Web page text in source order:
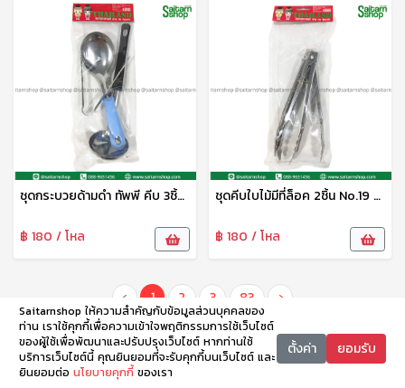
ชุดกระบวยด้ามดำ ทัพพี คีบ 3ชิ้น No.28 p&d
฿ 180 / โหล
ชุดคีบใบไม้มีที่ล็อค 2ชิ้น No.19 p&d
฿ 180 / โหล
‹ 1 2 3 83 ›
Saitarnshop ให้ความสำคัญกับข้อมูลส่วนบุคคลของ
ท่าน เราใช้คุกกี้เพื่อความเข้าใจพฤติกรรมการใช้เว็บไซต์
ของผู้ใช้เพื่อพัฒนาและปรับปรุงเว็บไซต์ หากท่านใช้
บริการเว็บไซต์นี้ คุณยินยอมที่จะรับคุกกี้บนเว็บไซต์ และ
ยินยอมต่อ นโยบายคุกกี้ ของเรา
ตั้งค่า ยอมรับ